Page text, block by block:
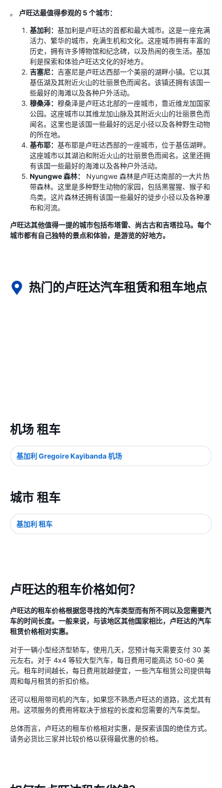
。 卢旺达最值得参观的 5 个城市：
基加利： 基加利是卢旺达的首都和最大城市。这是一座充满
活力、繁华的城市，充满生机和文化。这座城市拥有丰富的
历史，拥有许多博物馆和纪念碑，以及热闹的夜生活。基加
利是探索和体验卢旺达文化的好地方。
吉塞尼： 吉塞尼是卢旺达西部一个美丽的湖畔小镇。它以其
基伍湖及其附近火山的壮丽景色而闻名。该镇还拥有该国一
些最好的海滩以及各种户外活动。
穆桑泽： 穆桑泽是卢旺达北部的一座城市，靠近维龙加国家
公园。这座城市以其维龙加山脉及其附近火山的壮丽景色而
闻名。这里也是该国一些最好的远足小径以及各种野生动物
的所在地。
基布耶： 基布耶是卢旺达西部的一座城市，位于基伍湖畔。
这座城市以其湖泊和附近火山的壮丽景色而闻名。这里还拥
有该国一些最好的海滩以及各种户外活动。
Nyungwe 森林：
Nyungwe 森林是卢旺达南部的一大片热
带森林。这里是多种野生动物的家园，包括黑猩猩、猴子和
鸟类。这片森林还拥有该国一些最好的徒步小径以及各种瀑
布和河流。
卢旺达其他值得一提的城市包括布塔雷、尚古古和吉塔拉马。每个
城市都有自己独特的景点和体验，是游览的好地方。
热门的卢旺达汽车租赁和租车地点
机场 租车
基加利 Gregoire Kayibanda 机场
城市 租车
基加利 租车
卢旺达的租车价格如何？
卢旺达的租车价格根据您寻找的汽车类型而有所不同以及您需要汽
车的时间长度。一般来说，与该地区其他国家相比，卢旺达的汽车
租赁价格相对实惠。
对于一辆小型经济型轿车，使用几天，您预计每天需要支付 30 美
元左右。对于 4x4 等较大型汽车，每日费用可能高达 50-60 美
元。租车时间越长，每日费用就越便宜，一些汽车租赁公司提供每
周和每月租赁的折扣价格。
还可以租用带司机的汽车，如果您不熟悉卢旺达的道路，这尤其有
用。这项服务的费用将取决于旅程的长度和您需要的汽车类型。
总体而言，卢旺达的租车价格相对实惠，是探索该国的绝佳方式。
请务必货比三家并比较价格以获得最优惠的价格。